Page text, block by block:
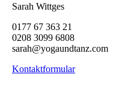
Sarah Wittges
0177 67 363 21
0208 3099 6808
sarah@yogaundtanz.com
Kontaktformular